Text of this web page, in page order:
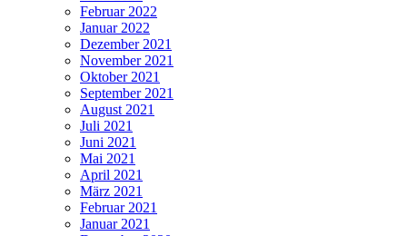
Februar 2022
Januar 2022
Dezember 2021
November 2021
Oktober 2021
September 2021
August 2021
Juli 2021
Juni 2021
Mai 2021
April 2021
März 2021
Februar 2021
Januar 2021